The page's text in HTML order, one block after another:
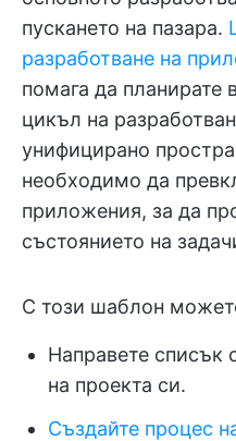
пускането на пазара.
разработване на
помага да планирате
цикъл на
унифицирано
необходимо да
приложения, за да
състоянието на
С този шаблон
Направете списък
на проекта си.
Създайте процес